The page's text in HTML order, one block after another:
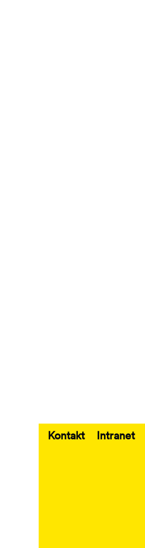
Kontakt Intranet